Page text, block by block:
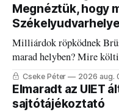
Megnéztük, hogy
Milliárdok röpködnek
marad helyben? Mire
Cseke Péter 2026 aug.
Elmaradt az UIET
sajtótájékoztató